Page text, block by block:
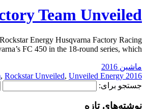
Team Unveiled
Energy Husqvarna Factory Racing
FC 450 in the 18-round series, which […]
ماشین 2016
2016 Team
, Rockstar Unveiled, Unveiled Energy
جستجو برای:
نوشته‌های تازه